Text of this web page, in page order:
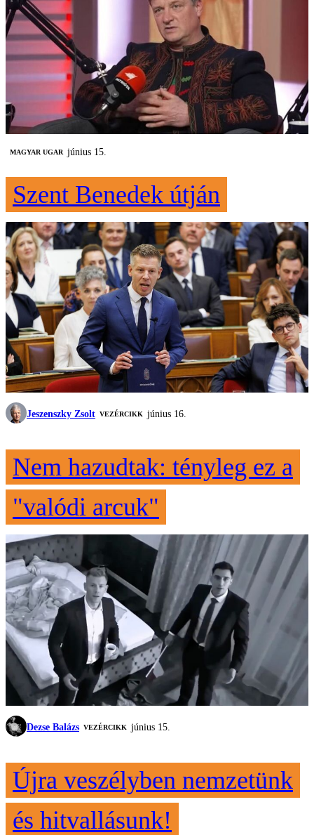
MAGYAR UGAR június 15.
Szent Benedek útján
Jeszenszky Zsolt VEZÉRCIKK június 16.
Nem hazudtak: tényleg ez a
"valódi arcuk"
Dezse Balázs VEZÉRCIKK június 15.
Újra veszélyben nemzetünk
és hitvallásunk!